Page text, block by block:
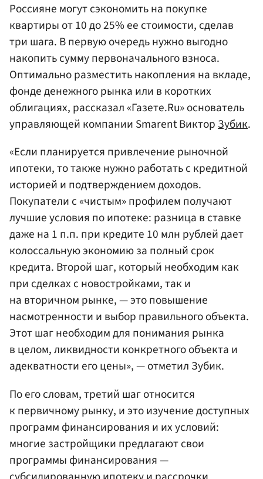
Россияне могут сэкономить на покупке
квартиры от 10 до 25% ее стоимости, сделав
три шага. В первую очередь нужно выгодно
накопить сумму первоначального взноса.
Оптимально разместить накопления на вкладе,
фонде денежного рынка или в коротких
облигациях, рассказал «Газете.Ru» основатель
управляющей компании Smarent ВикторЗубик.
«Если планируется привлечение рыночной
ипотеки, то также нужно работать с кредитной
историей и подтверждением доходов.
Покупатели с «чистым» профилем получают
лучшие условия по ипотеке: разница в ставке
даже на 1 п.п. при кредите 10 млн рублей дает
колоссальную экономию за полный срок
кредита. Второй шаг, который необходим как
при сделках с новостройками, так и
на вторичном рынке, — это повышение
насмотренности и выбор правильного объекта.
Этот шаг необходим для понимания рынка
в целом, ликвидности конкретного объекта и
адекватности его цены», — отметил Зубик.
По его словам, третий шаг относится
к первичному рынку, и это изучение доступных
программ финансирования и их условий:
многие застройщики предлагают свои
программы финансирования —